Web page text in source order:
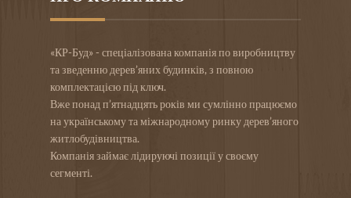
«КР-Буд» - спеціалізована компанія по виробництву
та зведенню дерев’яних будинків, з повною
комплектацією під ключ.
Вже понад п’ятнадцять років ми сумлінно працюємо
на українському та міжнародному ринку дерев’яного
житлобудівництва.
Компанія займає лідируючі позиції у своєму
сегменті.